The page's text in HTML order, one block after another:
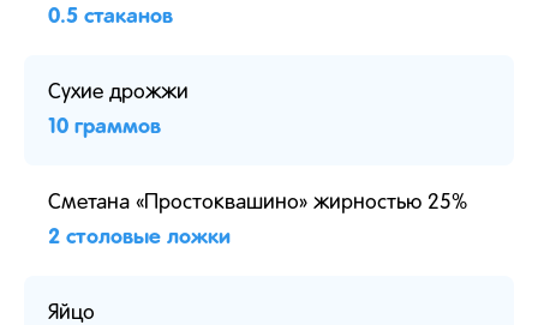
0.5 стаканов
Сухие дрожжи
10 граммов
Сметана «Простоквашино» жирностью 25%
2 столовые ложки
Яйцо